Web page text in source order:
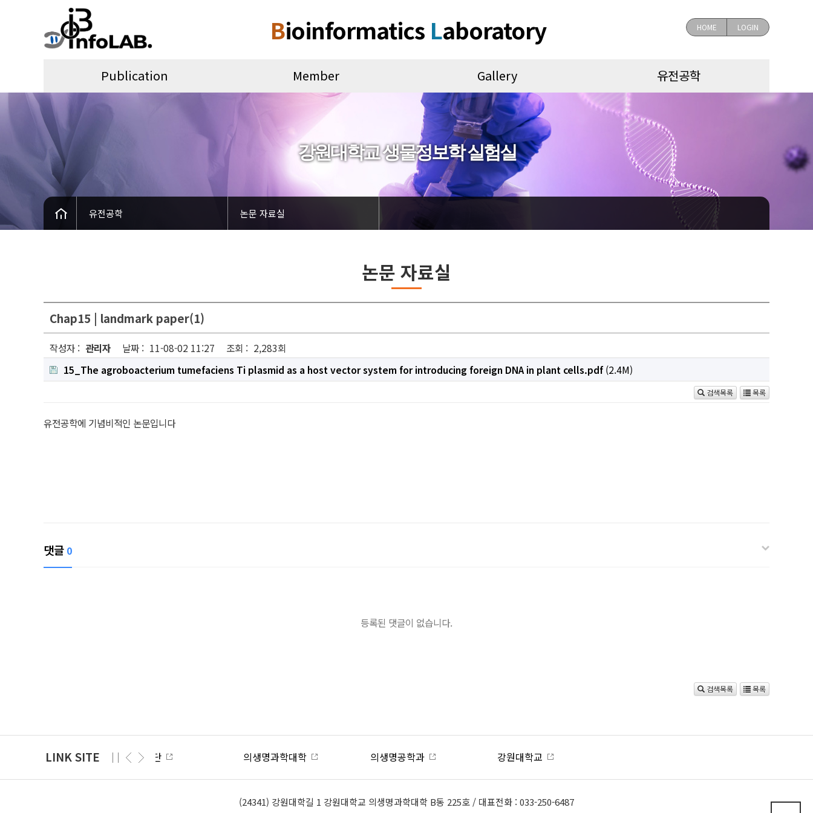
Bioinformatics Laboratory HOME LOGIN
Publication Member Gallery 유전공학
강원대학교 생물정보학 실험실
유전공학 논문 자료실
논문 자료실
Chap15 | landmark paper(1)
작성자 : 관리자 날짜 : 11-08-02 11:27 조회 : 2,283회
15_The agroboacterium tumefaciens Ti plasmid as a host vector system for introducing foreign DNA in plant cells.pdf(2.4M)
검색목록 목록
유전공학에 기념비적인 논문입니다
댓글 0
등록된 댓글이 없습니다.
검색목록 목록
LINK SITE 의생명과학대학 의생명공학과 강원대학교 산학협력단
(24341) 강원대학길 1 강원대학교 의생명과학대학 B동 225호 / 대표전화 : 033-250-6487